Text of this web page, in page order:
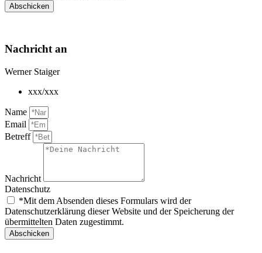
Abschicken
Nachricht an
Werner Staiger
xxx/xxx
Name
Email
Betreff
Nachricht
Datenschutz
*Mit dem Absenden dieses Formulars wird der
Datenschutzerklärung dieser Website und der Speicherung der
übermittelten Daten zugestimmt.
Abschicken